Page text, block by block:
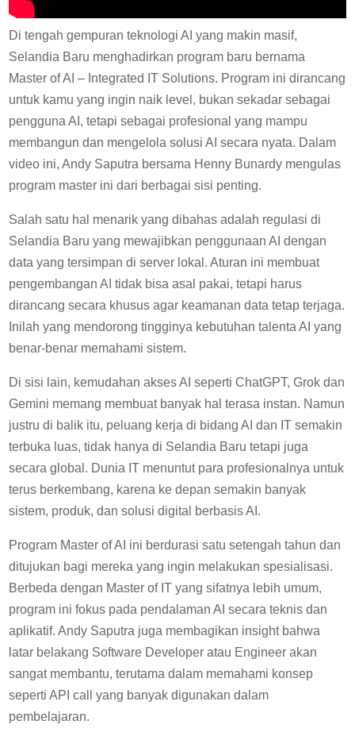
Di tengah gempuran teknologi AI yang makin masif,
Selandia Baru menghadirkan program baru bernama
Master of AI – Integrated IT Solutions. Program ini dirancang
untuk kamu yang ingin naik level, bukan sekadar sebagai
pengguna AI, tetapi sebagai profesional yang mampu
membangun dan mengelola solusi AI secara nyata. Dalam
video ini, Andy Saputra bersama Henny Bunardy mengulas
program master ini dari berbagai sisi penting.
Salah satu hal menarik yang dibahas adalah regulasi di
Selandia Baru yang mewajibkan penggunaan AI dengan
data yang tersimpan di server lokal. Aturan ini membuat
pengembangan AI tidak bisa asal pakai, tetapi harus
dirancang secara khusus agar keamanan data tetap terjaga.
Inilah yang mendorong tingginya kebutuhan talenta AI yang
benar-benar memahami sistem.
Di sisi lain, kemudahan akses AI seperti ChatGPT, Grok dan
Gemini memang membuat banyak hal terasa instan. Namun
justru di balik itu, peluang kerja di bidang AI dan IT semakin
terbuka luas, tidak hanya di Selandia Baru tetapi juga
secara global. Dunia IT menuntut para profesionalnya untuk
terus berkembang, karena ke depan semakin banyak
sistem, produk, dan solusi digital berbasis AI.
Program Master of AI ini berdurasi satu setengah tahun dan
ditujukan bagi mereka yang ingin melakukan spesialisasi.
Berbeda dengan Master of IT yang sifatnya lebih umum,
program ini fokus pada pendalaman AI secara teknis dan
aplikatif. Andy Saputra juga membagikan insight bahwa
latar belakang Software Developer atau Engineer akan
sangat membantu, terutama dalam memahami konsep
seperti API call yang banyak digunakan dalam
pembelajaran.